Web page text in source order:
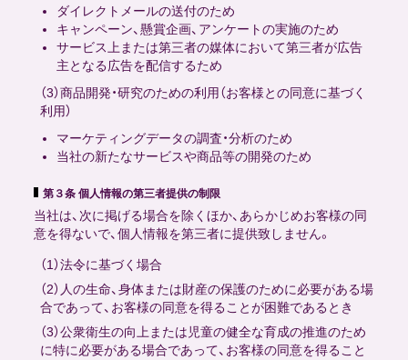
ダイレクトメールの送付のため
キャンペーン、懸賞企画、アンケートの実施のため
サービス上または第三者の媒体において第三者が広告
主となる広告を配信するため
（3）商品開発・研究のための利用（お客様との同意に基づく
利用）
マーケティングデータの調査・分析のため
当社の新たなサービスや商品等の開発のため
第３条 個人情報の第三者提供の制限
当社は、次に掲げる場合を除くほか、あらかじめお客様の同
意を得ないで、個人情報を第三者に提供致しません。
（1）法令に基づく場合
（2）人の生命、身体または財産の保護のために必要がある場
合であって、お客様の同意を得ることが困難であるとき
（3）公衆衛生の向上または児童の健全な育成の推進のため
に特に必要がある場合であって、お客様の同意を得ること